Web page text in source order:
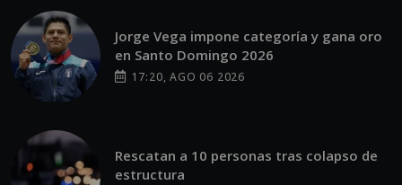
Jorge Vega impone categoría y gana oro
en Santo Domingo 2026
17:20, AGO 06 2026
Rescatan a 10 personas tras colapso de
estructura